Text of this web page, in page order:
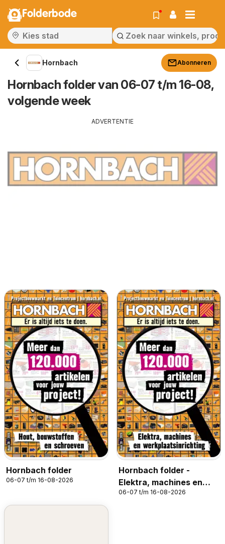
Folderbode
Hornbach Abonneren
Hornbach folder van 06-07 t/m 16-08,
volgende week
ADVERTENTIE
Hornbach folder
06-07 t/m 16-08-2026
Hornbach folder -
Elektra, machines en
werkplaastsinrichting
06-07 t/m 16-08-2026